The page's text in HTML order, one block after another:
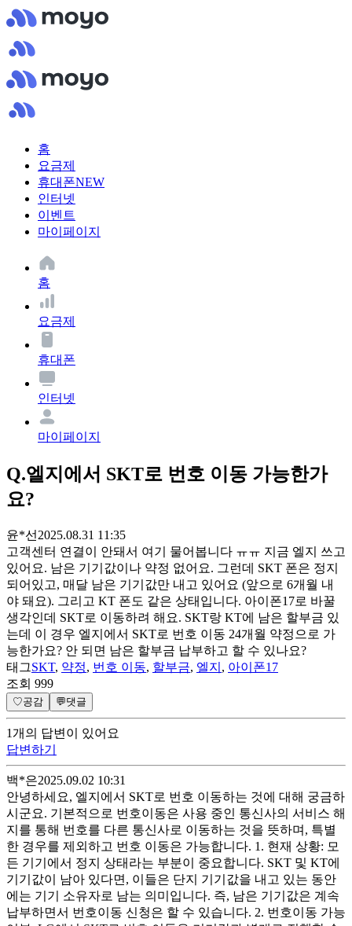
홈
요금제
휴대폰NEW
인터넷
이벤트
마이페이지
홈
요금제
휴대폰
인터넷
마이페이지
Q.엘지에서 SKT로 번호 이동 가능한가
요?
윤*선 2025.08.31 11:35
고객센터 연결이 안돼서 여기 물어봅니다 ㅠㅠ 지금 엘지 쓰고
있어요. 남은 기기값이나 약정 없어요. 그런데 SKT 폰은 정지
되어있고, 매달 남은 기기값만 내고 있어요 (앞으로 6개월 내
야 돼요). 그리고 KT 폰도 같은 상태입니다. 아이폰17로 바꿀
생각인데 SKT로 이동하려 해요. SKT랑 KT에 남은 할부금 있
는데 이 경우 엘지에서 SKT로 번호 이동 24개월 약정으로 가
능한가요? 안 되면 남은 할부금 납부하고 할 수 있나요?
태그SKT, 약정, 번호 이동, 할부금, 엘지 , 아이폰17
조회 999
♡공감 💬댓글
1개 의 답변이 있어요
답변하기
백*은2025.09.02 10:31
안녕하세요, 엘지에서 SKT로 번호 이동하는 것에 대해 궁금하
시군요. 기본적으로 번호이동은 사용 중인 통신사의 서비스 해
지를 통해 번호를 다른 통신사로 이동하는 것을 뜻하며, 특별
한 경우를 제외하고 번호 이동은 가능합니다. 1. 현재 상황: 모
든 기기에서 정지 상태라는 부분이 중요합니다. SKT 및 KT에
기기값이 남아 있다면, 이들은 단지 기기값을 내고 있는 동안
에는 기기 소유자로 남는 의미입니다. 즉, 남은 기기값은 계속
납부하면서 번호이동 신청은 할 수 있습니다. 2. 번호이동 가능